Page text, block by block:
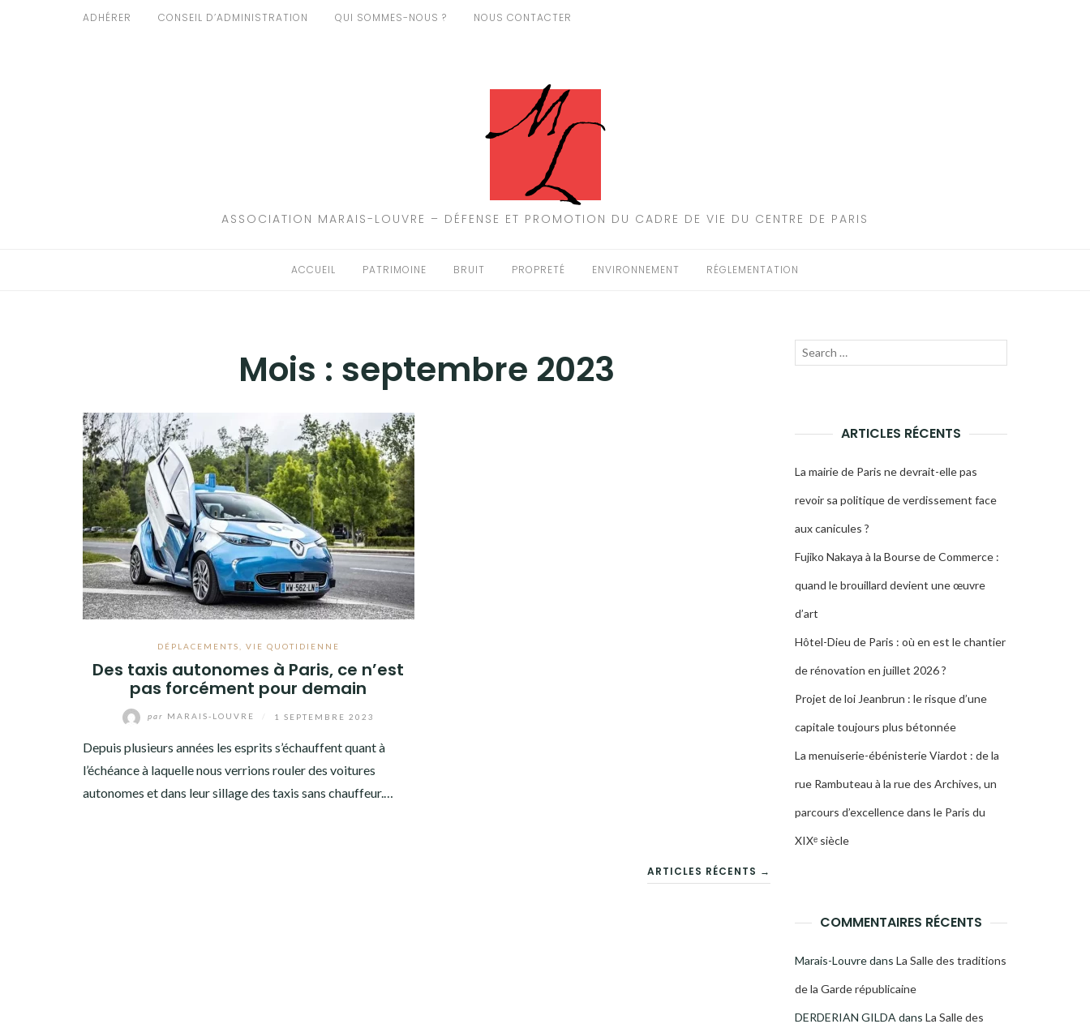
ADHÉRER CONSEIL D’ADMINISTRATION QUI SOMMES-NOUS ? NOUS CONTACTER
ASSOCIATION MARAIS-LOUVRE – DÉFENSE ET PROMOTION DU CADRE DE VIE DU CENTRE DE PARIS
ACCUEIL PATRIMOINE BRUIT PROPRETÉ ENVIRONNEMENT RÉGLEMENTATION
Mois : septembre 2023
DÉPLACEMENTS VIE QUOTIDIENNE
Des taxis autonomes à Paris, ce n’est
pas forcément pour demain
par MARAIS-LOUVRE 1 SEPTEMBRE 2023
Depuis plusieurs années les esprits s’échauffent quant à
l’échéance à laquelle nous verrions rouler des voitures
autonomes et dans leur sillage des taxis sans chauffeur.…
ARTICLES RÉCENTS →
Recherche
ARTICLES RÉCENTS
La mairie de Paris ne devrait-elle pas
revoir sa politique de verdissement face
aux canicules ?
Fujiko Nakaya à la Bourse de Commerce :
quand le brouillard devient une œuvre
d’art
Hôtel-Dieu de Paris : où en est le chantier
de rénovation en juillet 2026 ?
Projet de loi Jeanbrun : le risque d’une
capitale toujours plus bétonnée
La menuiserie-ébénisterie Viardot : de la
rue Rambuteau à la rue des Archives, un
parcours d’excellence dans le Paris du
XIXᵉ siècle
COMMENTAIRES RÉCENTS
Marais-Louvredans La Salle des traditions
de la Garde républicaine
DERDERIAN GILDA dans La Salle des